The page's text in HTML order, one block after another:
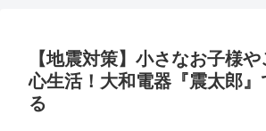
【地震対策】小さなお子様
心生活！大和電器『震太郎
る